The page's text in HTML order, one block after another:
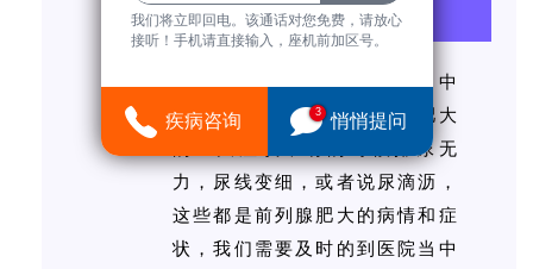
四、尿痛
还有就是在尿尿的过程当中
会出现尿痛，这也是前列腺肥大
的一大症状，有的时候排尿无
力，尿线变细，或者说尿滴沥，
这些都是前列腺肥大的病情和症
状，我们需要及时的到医院当中
我们将立即回电。该通话对您免费，请放心
接听！手机请直接输入，座机前加区号。
疾病咨询 3 悄悄提问